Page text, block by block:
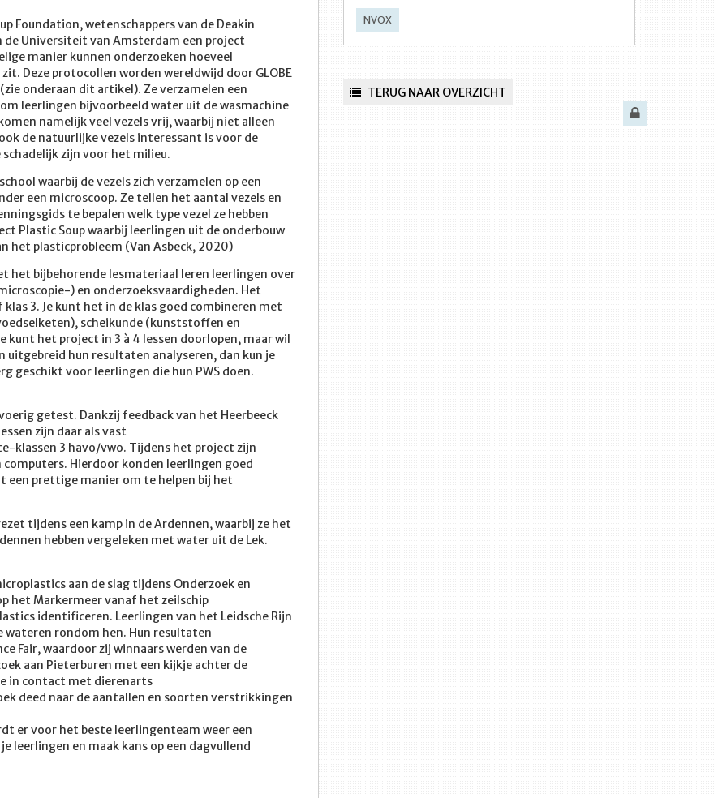
Foundation, wetenschappers van de Deakin
Universiteit van Amsterdam een project
manier kunnen onderzoeken hoeveel
Deze protocollen worden wereldwijd door GLOBE
onderaan dit artikel). Ze verzamelen een
leerlingen bijvoorbeeld water uit de wasmachine
namelijk veel vezels vrij, waarbij niet alleen
de natuurlijke vezels interessant is voor de
zijn voor het milieu.
waarbij de vezels zich verzamelen op een
een microscoop. Ze tellen het aantal vezels en
te bepalen welk type vezel ze hebben
Plastic Soup waarbij leerlingen uit de onderbouw
het plasticprobleem (Van Asbeck, 2020)
het bijbehorende lesmateriaal leren leerlingen over
) en onderzoeksvaardigheden. Het
3. Je kunt het in de klas goed combineren met
scheikunde (kunststoffen en
kunt het project in 3 à 4 lessen doorlopen, maar wil
uitgebreid hun resultaten analyseren, dan kun je
geschikt voor leerlingen die hun PWS doen.
getest. Dankzij feedback van het Heerbeeck
zijn daar als vast
klassen 3 havo/vwo. Tijdens het project zijn
Hierdoor konden leerlingen goed
een prettige manier om te helpen bij het
tijdens een kamp in de Ardennen, waarbij ze het
hebben vergeleken met water uit de Lek.
aan de slag tijdens Onderzoek en
het Markermeer vanaf het zeilschip
identificeren. Leerlingen van het Leidsche Rijn
wateren rondom hen. Hun resultaten
Fair, waardoor zij winnaars werden van de
aan Pieterburen met een kijkje achter de
in contact met dierenarts
deed naar de aantallen en soorten verstrikkingen
er voor het beste leerlingenteam weer een
leerlingen en maak kans op een dagvullend
NVOX
TERUG NAAR OVERZICHT